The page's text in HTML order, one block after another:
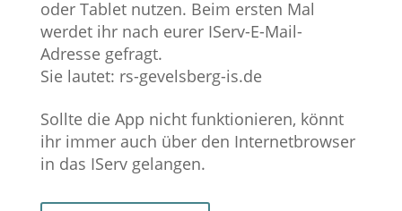
oder Tablet nutzen. Beim ersten Mal
werdet ihr nach eurer IServ-E-Mail-
Adresse gefragt.
Sie lautet: rs-gevelsberg-is.de
Sollte die App nicht funktionieren, könnt
ihr immer auch über den Internetbrowser
in das IServ gelangen.